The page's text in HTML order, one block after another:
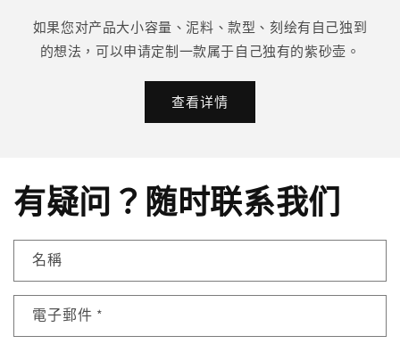
如果您对产品大小容量、泥料、款型、刻绘有自己独到
的想法，可以申请定制一款属于自己独有的紫砂壶。
查看详情
有疑问？随时联系我们
名稱
電子郵件 *